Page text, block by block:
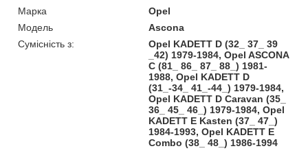
Марка
Opel
Модель
Ascona
Сумісність з:
Opel KADETT D (32_ 37_ 39
_42) 1979-1984, Opel ASCONA
C (81_ 86_ 87_ 88_) 1981-
1988, Opel KADETT D
(31_-34_ 41_-44_) 1979-1984,
Opel KADETT D Caravan (35_
36_ 45_ 46_) 1979-1984, Opel
KADETT E Kasten (37_ 47_)
1984-1993, Opel KADETT E
Combo (38_ 48_) 1986-1994